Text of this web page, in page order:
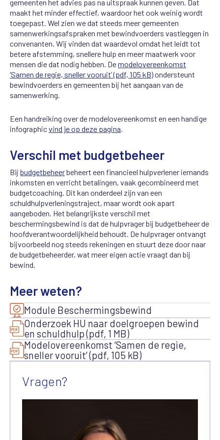
gemeenten het advies pas na uitspraak kunnen geven. Dat
maakt het minder effectief, waardoor het ook weinig wordt
toegepast. Wel zien we dat steeds meer gemeenten
samenwerkingsafspraken met bewindvoerders vastleggen in
convenanten. Wij vinden dat waardevol omdat het leidt tot
betere afstemming, snellere hulp en meer maatwerk voor
mensen die dat nodig hebben. Demodelovereenkomst
‘Samen de regie, sneller vooruit’ (pdf, 105 kB)ondersteunt
bewindvoerders en gemeenten bij het aangaan van de
samenwerking.
Een handreiking over de modelovereenkomst en een handige
infographicvind je op deze pagina.
Verschil met budgetbeheer
Bij budgetbeheerbeheert een financieel hulpverlener iemands
inkomsten en verricht betalingen, vaak gecombineerd met
budgetcoaching. Dit kan onderdeel zijn van een
schuldhulpverleningstraject, maar wordt ook apart
aangeboden. Het belangrijkste verschil met
beschermingsbewind is dat de hulpvrager bij budgetbeheer de
hoofdverantwoordelijkheid behoudt. De hulpvrager ontvangt
bijvoorbeeld nog steeds rekeningen en stuurt deze door naar
de budgetbeheerder, wat meer eigen actie vraagt dan bij
bewind.
Meer weten?
Module Beschermingsbewind
Onderzoek HU naar doelgroepen bewind
en schuldhulp (pdf, 1 MB)
Modelovereenkomst ‘Samen de regie,
sneller vooruit’ (pdf, 105 kB)
Vragen?